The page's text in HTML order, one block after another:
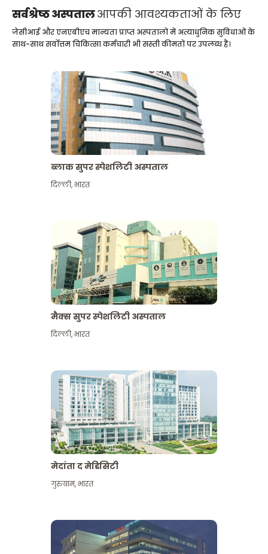
सर्वश्रेष्ठ अस्पतालआपकी आवश्यकताओं के लिए
जेसीआई और एनएबीएच मान्यता प्राप्त अस्पतालों में अत्याधुनिक सुविधाओं के
साथ-साथ सर्वोत्तम चिकित्सा कर्मचारी भी सस्ती कीमतों पर उपलब्ध हैं।
ब्लाक सुपर स्पेशलिटी अस्पताल
दिल्ली,भारत
मैक्स सुपर स्पेशलिटी अस्पताल
दिल्ली,भारत
मेदांता द मेडिसिटी
गुरुग्राम,भारत